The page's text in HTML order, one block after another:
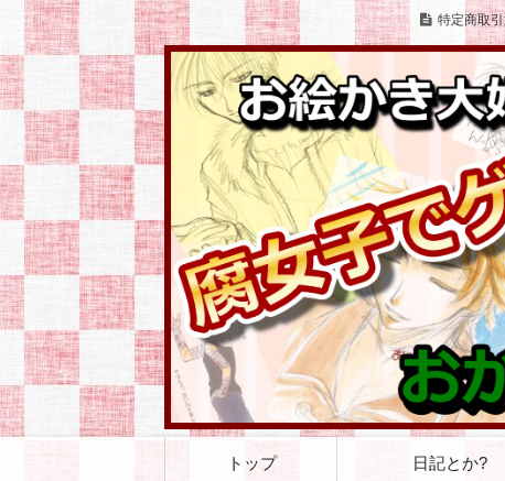
特定商取
お絵かき大好き 腐
お絵かきとゲームをこよなく愛する腐女
トップ 日記とか?